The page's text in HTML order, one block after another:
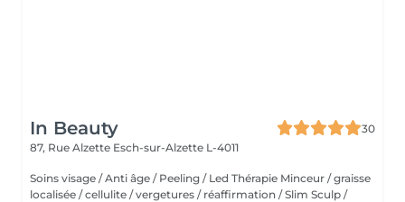
In Beauty
30
87, Rue Alzette Esch-sur-Alzette L-4011
Soins visage / Anti âge / Peeling / Led Thérapie Minceur / graisse
localisée / cellulite / vergetures / réaffirmation / Slim Sculp /